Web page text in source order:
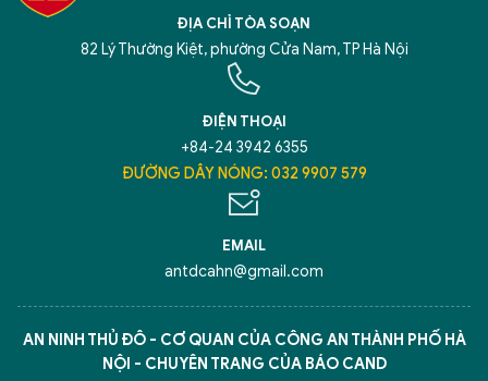
ĐỊA CHỈ TÒA SOẠN
82 Lý Thường Kiệt, phường Cửa Nam, TP Hà Nội
ĐIỆN THOẠI
+84-24 3942 6355
ĐƯỜNG DÂY NÓNG: 032 9907 579
EMAIL
antdcahn@gmail.com
AN NINH THỦ ĐÔ - CƠ QUAN CỦA CÔNG AN THÀNH PHỐ HÀ
NỘI - CHUYÊN TRANG CỦA BÁO CAND